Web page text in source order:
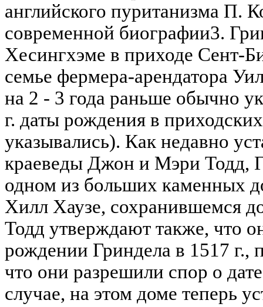
английского пуританизма П.
современной биографии3.
Хесингхэме в приходе Сент-
семье фермера-арендатора
на 2 - 3 года раньше обычно
г. даты рождения в
указывались). Как недавно
краеведы Джон и Мэри Тодд,
одном из больших каменных
Хилл Хаузе, сохранившемся
Тодд утверждают также, что
рождении Гриндела в 1517 г.,
что они разрешили спор о
случае, на этом доме теперь